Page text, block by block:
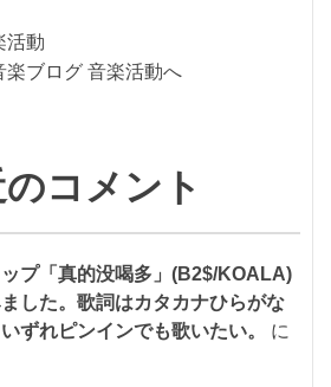
活動
コメント
プ「真的没喝多」(B2$/KOALA)
した。歌詞はカタカナひらがな
ずれピンインでも歌いたい。
に